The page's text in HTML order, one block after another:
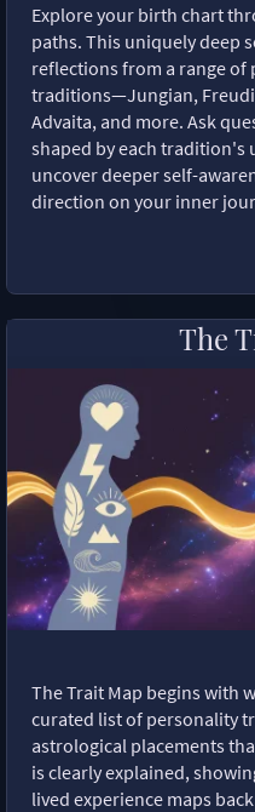
Explore your birth chart
paths. This uniquely deep
reflections from a range
traditions—Jungian,
Advaita, and more. Ask
shaped by each tradition's
uncover deeper self-
direction on your inner
The
The Trait Map begins with
curated list of personality
astrological placements
is clearly explained,
lived experience maps